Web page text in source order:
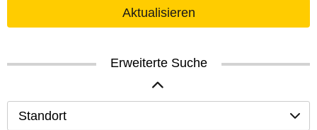
Aktualisieren
Erweiterte Suche
Standort